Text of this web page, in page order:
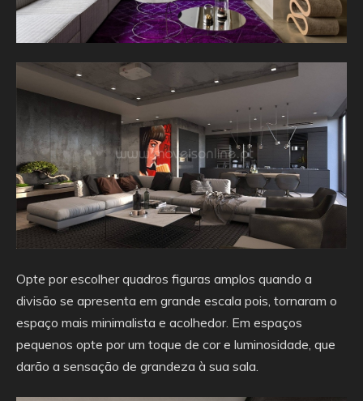
Opte por escolher quadros figuras amplos quando a
divisão se apresenta em grande escala pois, tornaram o
espaço mais minimalista e acolhedor. Em espaços
pequenos opte por um toque de cor e luminosidade, que
darão a sensação de grandeza à sua sala.